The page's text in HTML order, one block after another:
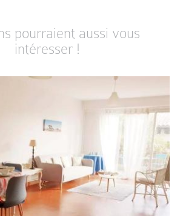
pourraient aussi vous
intéresser !